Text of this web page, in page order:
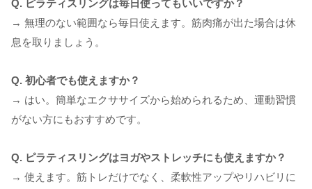
Q. ピラティスリングは毎日使ってもいいですか？
→ 無理のない範囲なら毎日使えます。筋肉痛が出た場合は休
息を取りましょう。
Q. 初心者でも使えますか？
→ はい。簡単なエクササイズから始められるため、運動習慣
がない方にもおすすめです。
Q. ピラティスリングはヨガやストレッチにも使えますか？
→ 使えます。筋トレだけでなく、柔軟性アップやリハビリに